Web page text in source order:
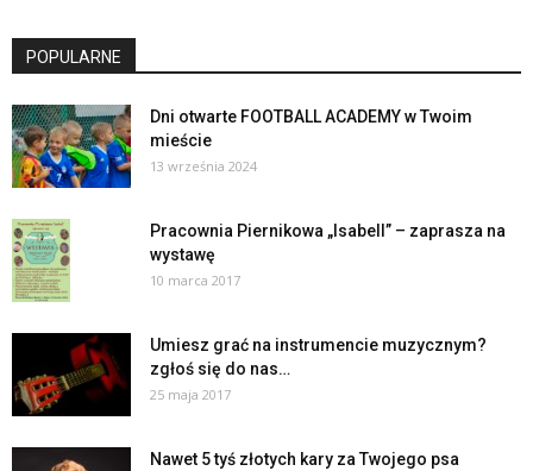
POPULARNE
Dni otwarte FOOTBALL ACADEMY w Twoim
mieście
13 września 2024
Pracownia Piernikowa „Isabell” – zaprasza na
wystawę
10 marca 2017
Umiesz grać na instrumencie muzycznym?
zgłoś się do nas…
25 maja 2017
Nawet 5 tyś złotych kary za Twojego psa